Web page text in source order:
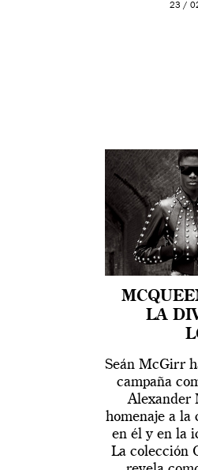
23 /
LA
Seán McGirr
campaña
Alexander
homenaje a la
en él y en la
La colección